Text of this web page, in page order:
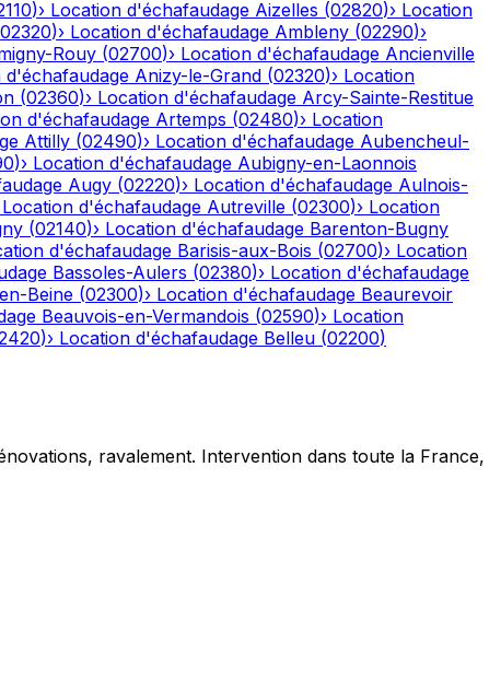
)› Location d'échafaudage Aizelles (02820)› Location
02320)› Location d'échafaudage Ambleny (02290)›
Rouy (02700)› Location d'échafaudage Ancienville
d'échafaudage Anizy-le-Grand (02320)› Location
(02360)› Location d'échafaudage Arcy-Sainte-Restitue
d'échafaudage Artemps (02480)› Location
Attilly (02490)› Location d'échafaudage Aubencheul-
)› Location d'échafaudage Aubigny-en-Laonnois
Augy (02220)› Location d'échafaudage Aulnois-
Location d'échafaudage Autreville (02300)› Location
(02140)› Location d'échafaudage Barenton-Bugny
d'échafaudage Barisis-aux-Bois (02700)› Location
Bassoles-Aulers (02380)› Location d'échafaudage
Beine (02300)› Location d'échafaudage Beaurevoir
Beauvois-en-Vermandois (02590)› Location
)› Location d'échafaudage Belleu (02200)
ravalement. Intervention dans toute la France,